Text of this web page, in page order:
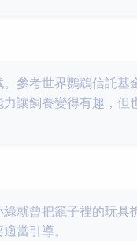
參考世界鸚鵡信託基
讓飼養變得有趣，但
就曾把籠子裡的玩具
當引導。